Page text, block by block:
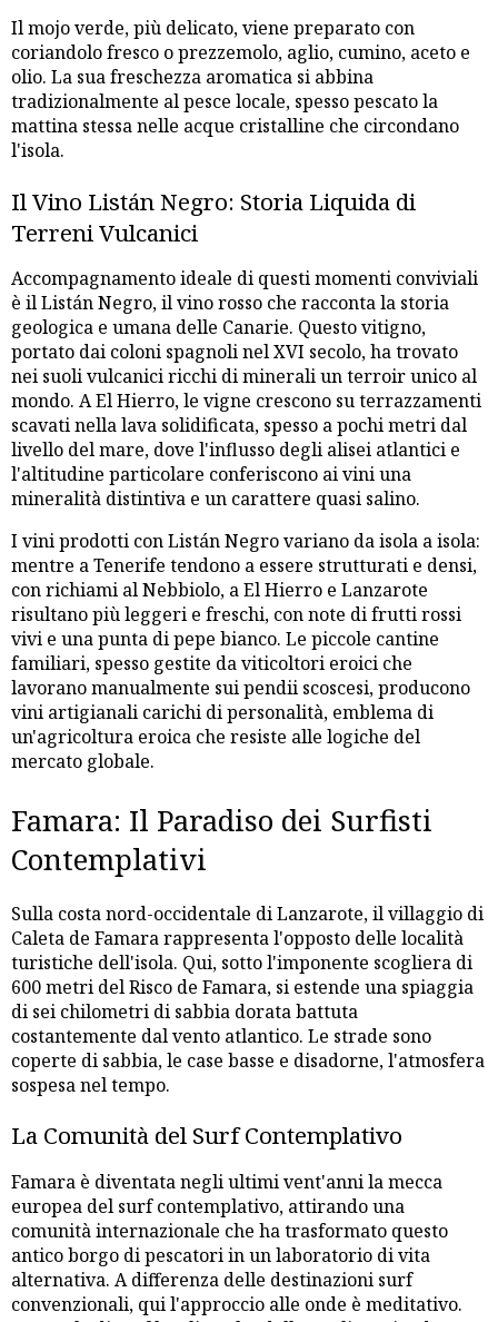
Il mojo verde, più delicato, viene preparato con
coriandolo fresco o prezzemolo, aglio, cumino, aceto e
olio. La sua freschezza aromatica si abbina
tradizionalmente al pesce locale, spesso pescato la
mattina stessa nelle acque cristalline che circondano
l'isola.
Il Vino Listán Negro: Storia Liquida di
Terreni Vulcanici
Accompagnamento ideale di questi momenti conviviali
è il Listán Negro, il vino rosso che racconta la storia
geologica e umana delle Canarie. Questo vitigno,
portato dai coloni spagnoli nel XVI secolo, ha trovato
nei suoli vulcanici ricchi di minerali un terroir unico al
mondo. A El Hierro, le vigne crescono su terrazzamenti
scavati nella lava solidificata, spesso a pochi metri dal
livello del mare, dove l'influsso degli alisei atlantici e
l'altitudine particolare conferiscono ai vini una
mineralità distintiva e un carattere quasi salino.
I vini prodotti con Listán Negro variano da isola a isola:
mentre a Tenerife tendono a essere strutturati e densi,
con richiami al Nebbiolo, a El Hierro e Lanzarote
risultano più leggeri e freschi, con note di frutti rossi
vivi e una punta di pepe bianco. Le piccole cantine
familiari, spesso gestite da viticoltori eroici che
lavorano manualmente sui pendii scoscesi, producono
vini artigianali carichi di personalità, emblema di
un'agricoltura eroica che resiste alle logiche del
mercato globale.
Famara: Il Paradiso dei Surfisti
Contemplativi
Sulla costa nord-occidentale di Lanzarote, il villaggio di
Caleta de Famara rappresenta l'opposto delle località
turistiche dell'isola. Qui, sotto l'imponente scogliera di
600 metri del Risco de Famara, si estende una spiaggia
di sei chilometri di sabbia dorata battuta
costantemente dal vento atlantico. Le strade sono
coperte di sabbia, le case basse e disadorne, l'atmosfera
sospesa nel tempo.
La Comunità del Surf Contemplativo
Famara è diventata negli ultimi vent'anni la mecca
europea del surf contemplativo, attirando una
comunità internazionale che ha trasformato questo
antico borgo di pescatori in un laboratorio di vita
alternativa. A differenza delle destinazioni surf
convenzionali, qui l'approccio alle onde è meditativo.